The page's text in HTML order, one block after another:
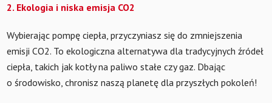
2. Ekologia i niska emisja CO2
Wybierając pompę ciepła, przyczyniasz się do zmniejszenia
emisji CO2. To ekologiczna alternatywa dla tradycyjnych źródeł
ciepła, takich jak kotły na paliwo stałe czy gaz. Dbając
o środowisko, chronisz naszą planetę dla przyszłych pokoleń!